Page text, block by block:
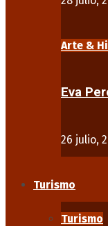
Arte &
Eva
26 julio,
Turismo
Turismo